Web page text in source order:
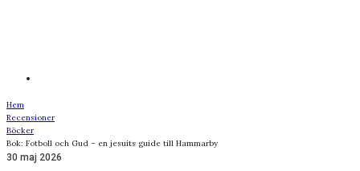
Hem
Recensioner
Böcker
Bok: Fotboll och Gud – en jesuits guide till Hammarby
30 maj 2026